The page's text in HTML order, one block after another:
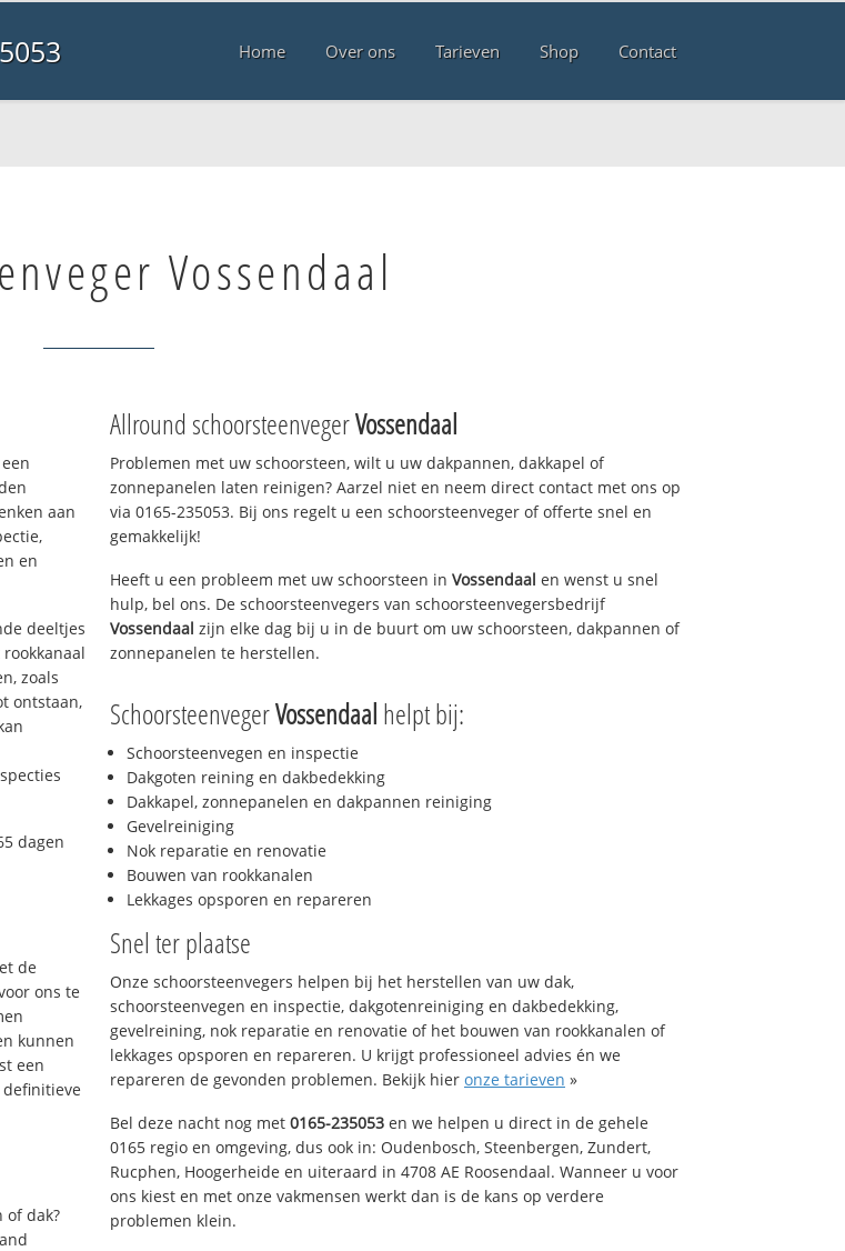
Home Over ons Tarieven Shop Contact
Vossendaal
aan
en
deeltjes
zoals
ontstaan,
dagen
de
ons te
kunnen
een
of dak?
Allround schoorsteenvegerVossendaal
Problemen met uw schoorsteen, wilt u uw dakpannen, dakkapel of
zonnepanelen laten reinigen? Aarzel niet en neem direct contact met ons op
via 0165-235053. Bij ons regelt u een schoorsteenveger of offerte snel en
gemakkelijk!
Heeft u een probleem met uw schoorsteen in Vossendaal en wenst u snel
hulp, bel ons. De schoorsteenvegers van schoorsteenvegersbedrijf
Vossendaal zijn elke dag bij u in de buurt om uw schoorsteen, dakpannen of
zonnepanelen te herstellen.
SchoorsteenvegerVossendaal helpt bij:
Schoorsteenvegen en inspectie
Dakgoten reining en dakbedekking
Dakkapel, zonnepanelen en dakpannen reiniging
Gevelreiniging
Nok reparatie en renovatie
Bouwen van rookkanalen
Lekkages opsporen en repareren
Snel ter plaatse
Onze schoorsteenvegers helpen bij het herstellen van uw dak,
schoorsteenvegen en inspectie, dakgotenreiniging en dakbedekking,
gevelreining, nok reparatie en renovatie of het bouwen van rookkanalen of
lekkages opsporen en repareren. U krijgt professioneel advies én we
repareren de gevonden problemen. Bekijk hier onze tarieven »
Bel deze nacht nog met 0165-235053 en we helpen u direct in de gehele
0165 regio en omgeving, dus ook in: Oudenbosch, Steenbergen, Zundert,
Rucphen, Hoogerheide en uiteraard in 4708 AE Roosendaal. Wanneer u voor
ons kiest en met onze vakmensen werkt dan is de kans op verdere
problemen klein.